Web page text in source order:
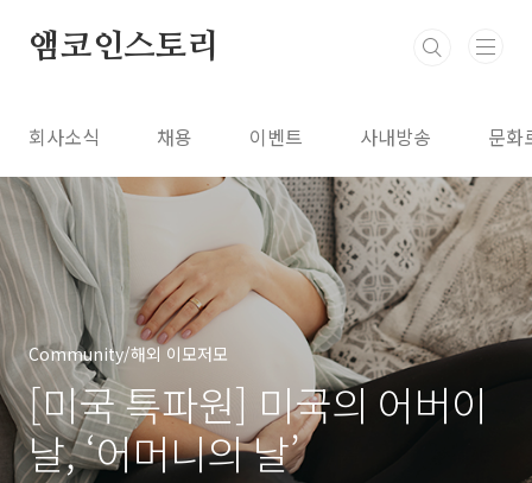
앰코인스토리
회사소식 채용 이벤트 사내방송 문화
Community/해외 이모저모
[미국 특파원] 미국의 어버이
날, ‘어머니의 날’